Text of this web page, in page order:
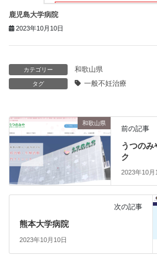
鹿児島大学病院
2023年10月10日
カテゴリー 和歌山県
タグ 一般不妊治療
和歌山県
前の記事
うつのみ
ク
2023年10月
次の記事
熊本大学病院
2023年10月10日